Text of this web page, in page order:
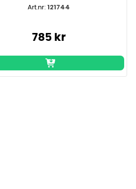
Art.nr:121744
785 kr